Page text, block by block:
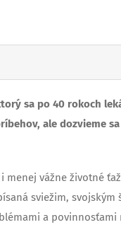
sa po 40 rokoch
ale dozvieme
menej vážne životné
sviežim,
a